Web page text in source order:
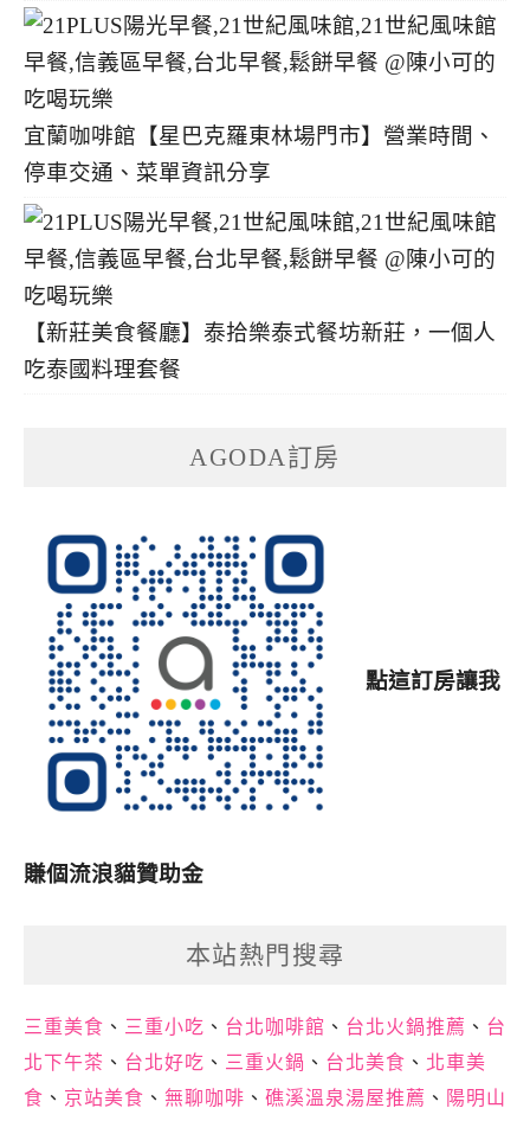
宜蘭咖啡館【星巴克羅東林場門市】營業時間、
停車交通、菜單資訊分享
【新莊美食餐廳】泰拾樂泰式餐坊新莊，一個人
吃泰國料理套餐
AGODA訂房
點這訂房讓我
賺個流浪貓贊助金
本站熱門搜尋
三重美食 、 三重小吃 、 台北咖啡館 、 台北火鍋推薦 、 台
北下午茶 、 台北好吃 、 三重火鍋 、 台北美食 、 北車美
食 、 京站美食 、 無聊咖啡 、 礁溪溫泉湯屋推薦 、 陽明山